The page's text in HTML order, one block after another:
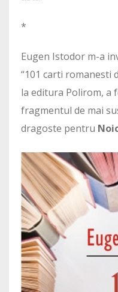
*
Eugen Istodor m-a
“101 carti romanesti
la editura Polirom, a
fragmentul de mai
dragoste pentru